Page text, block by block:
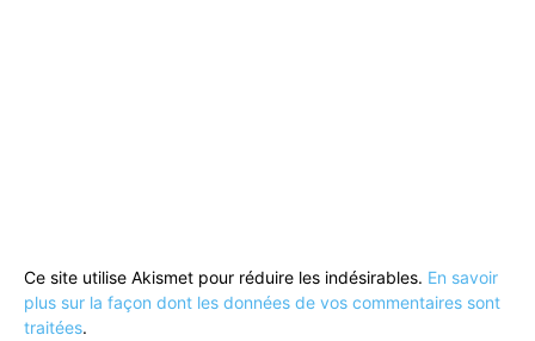
Ce site utilise Akismet pour réduire les indésirables. En savoir
plus sur la façon dont les données de vos commentaires sont
traitées.